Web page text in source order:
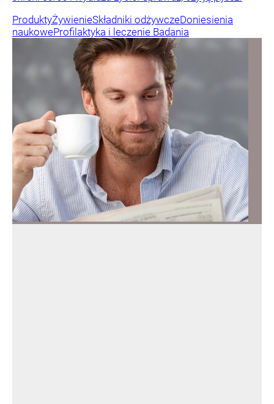
ProduktyŻywienieSkładniki odżywczeDoniesienia
naukoweProfilaktyka i leczenie Badania